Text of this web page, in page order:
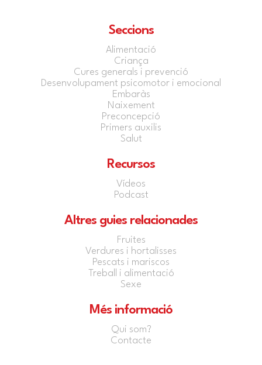
Seccions
Alimentació
Criança
Cures generals i prevenció
Desenvolupament psicomotor i emocional
Embaràs
Naixement
Preconcepció
Primers auxilis
Salut
Recursos
Vídeos
Podcast
Altres guies relacionades
Fruites
Verdures i hortalisses
Pescats i mariscos
Treball i alimentació
Sexe
Més informació
Qui som?
Contacte